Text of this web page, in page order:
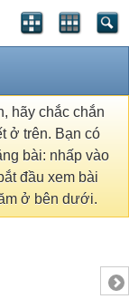
hãy chắc chắn
ở trên. Bạn có
bài: nhấp vào
đầu xem bài
ở bên dưới.